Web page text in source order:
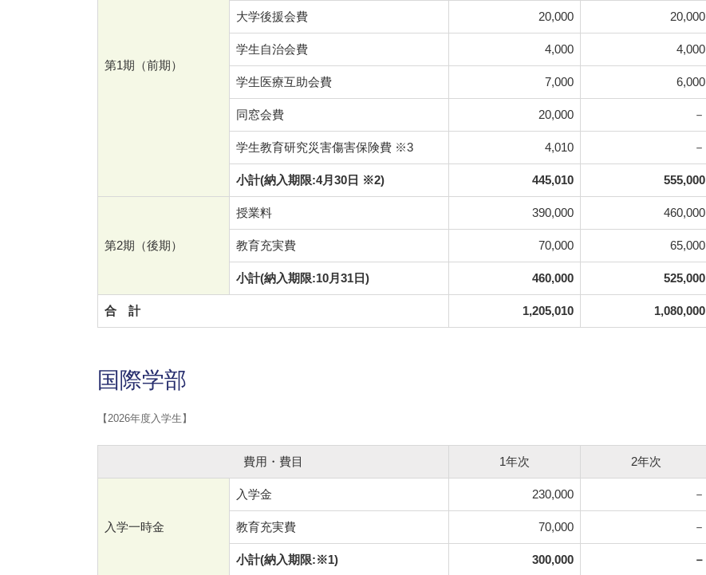
第1期（前期）
大学後援会費 20,000 20,000
学生自治会費 4,000 4,000
学生医療互助会費 7,000 6,000
同窓会費 20,000 －
学生教育研究災害傷害保険費 ※3 4,010 －
小計(納入期限:4月30日 ※2) 445,010 555,000
第2期（後期）
授業料 390,000 460,000
教育充実費 70,000 65,000
小計(納入期限:10月31日) 460,000 525,000
合 計 1,205,010 1,080,000
国際学部
【2026年度入学生】
費用・費目 1年次 2年次
入学一時金
入学金 230,000 －
教育充実費 70,000 －
小計(納入期限:※1) 300,000 －